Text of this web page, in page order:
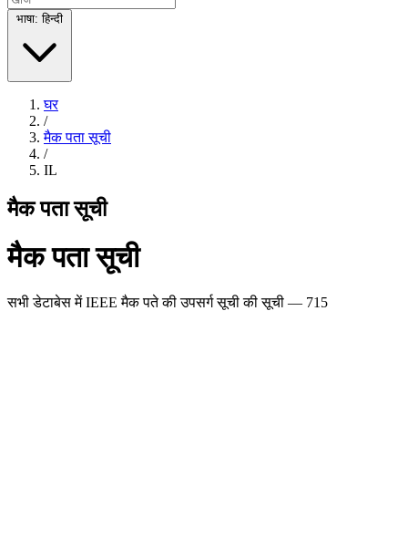
भाषा: हिन्दी
घर
/
मैक पता सूची
/
IL
मैक पता सूची
मैक पता सूची
सभी डेटाबेस में IEEE मैक पते की उपसर्ग सूची की सूची — 715